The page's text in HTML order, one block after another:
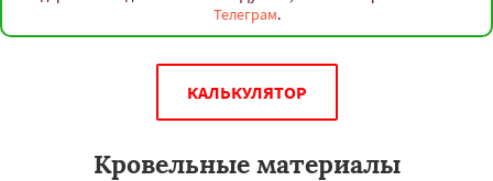
Телеграм.
КАЛЬКУЛЯТОР
Кровельные материалы